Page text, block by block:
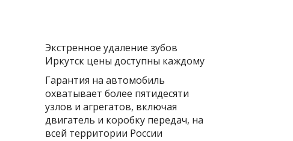
Экстренное удаление зубов
Иркутск цены доступны каждому
Гарантия на автомобиль
охватывает более пятидесяти
узлов и агрегатов, включая
двигатель и коробку передач, на
всей территории России